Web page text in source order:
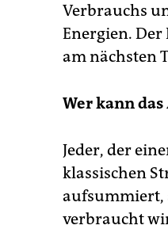
Verbrauchs
Energien. Der
am nächsten
Wer kann
Jeder, der
klassischen
aufsummiert,
verbraucht